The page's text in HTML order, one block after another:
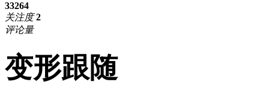
33264
关注度 2
评论量
变形跟随